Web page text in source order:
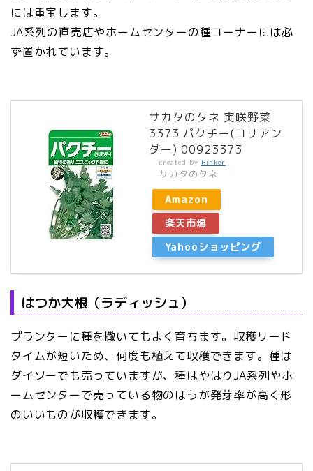
には重宝します。
JA系列の直売店やホームセンターの種コーナーには必
ず置かれています。
サカタのタネ 実咲野菜
3373 パクチー(コリアン
ダー) 00923373
created by Rinker
サカタのタネ
Amazon
楽天市場
Yahooショッピング
はつか大根（ラディッシュ）
プランターに種を撒いてもよく育ちます。収穫リード
タイムが短いため、何度も植えて収穫できます。種は
ダイソーでも売っていますが、種はやはりJA系列やホ
ームセンターで売っている物のほうが発芽率が高く形
のいいものが収穫できます。